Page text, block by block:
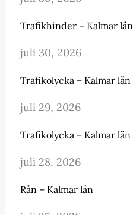
Trafikhinder – Kalmar län
juli 30, 2026
Trafikolycka – Kalmar län
juli 29, 2026
Trafikolycka – Kalmar län
juli 28, 2026
Rån – Kalmar län